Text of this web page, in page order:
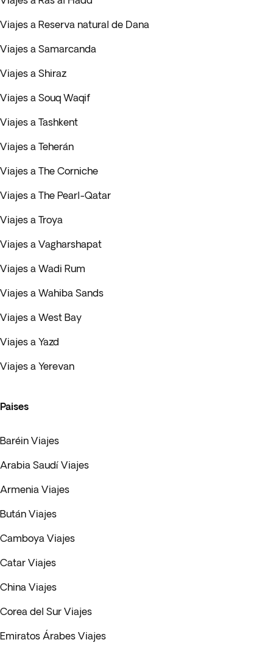
Viajes a Reserva natural de Dana
Viajes a Samarcanda
Viajes a Shiraz
Viajes a Souq Waqif
Viajes a Tashkent
Viajes a Teherán
Viajes a The Corniche
Viajes a The Pearl-Qatar
Viajes a Troya
Viajes a Vagharshapat
Viajes a Wadi Rum
Viajes a Wahiba Sands
Viajes a West Bay
Viajes a Yazd
Viajes a Yerevan
Paises
Baréin Viajes
Arabia Saudí Viajes
Armenia Viajes
Bután Viajes
Camboya Viajes
Catar Viajes
China Viajes
Corea del Sur Viajes
Emiratos Árabes Viajes